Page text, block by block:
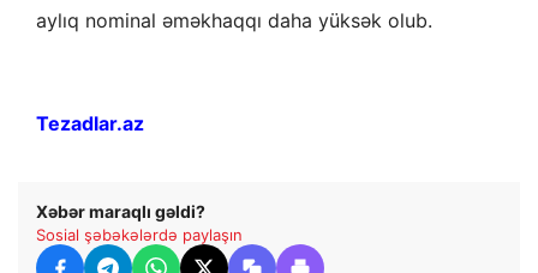
aylıq nominal əməkhaqqı daha yüksək olub.
Tezadlar.az
Xəbər maraqlı gəldi?
Sosial şəbəkələrdə paylaşın